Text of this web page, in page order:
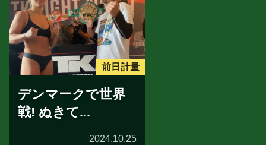
前日計量
デンマークで世界
戦! ぬきて...
2024.10.25